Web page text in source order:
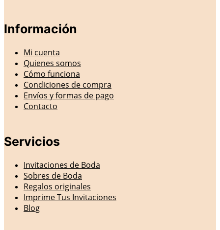
Información
Mi cuenta
Quienes somos
Cómo funciona
Condiciones de compra
Envíos y formas de pago
Contacto
Servicios
Invitaciones de Boda
Sobres de Boda
Regalos originales
Imprime Tus Invitaciones
Blog